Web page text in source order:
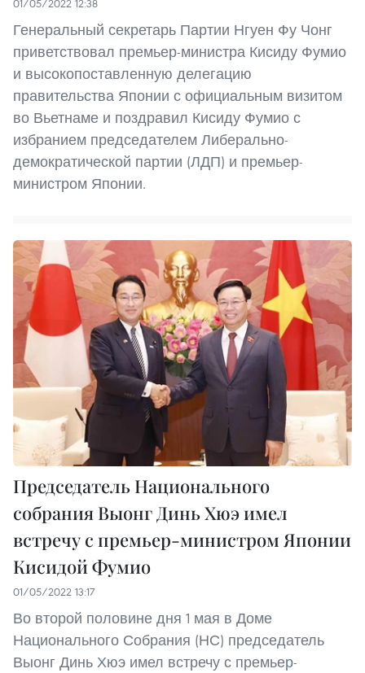
01/05/2022 12:38
Генеральный секретарь Партии Нгуен Фу Чонг
приветствовал премьер-министра Кисиду Фумио
и высокопоставленную делегацию
правительства Японии с официальным визитом
во Вьетнаме и поздравил Кисиду Фумио с
избранием председателем Либерально-
демократической партии (ЛДП) и премьер-
министром Японии.
Председатель Национального
собрания Выонг Динь Хюэ имел
встречу с премьер-министром Японии
Кисидой Фумио
01/05/2022 13:17
Во второй половине дня 1 мая в Доме
Национального Собрания (НС) председатель
Выонг Динь Хюэ имел встречу с премьер-